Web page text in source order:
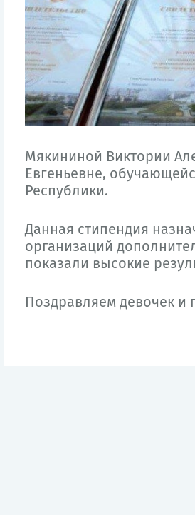
Мякининой Виктории
Евгеньевне,
Республики.
Данная стипендия
организаций
показали высокие
Поздравляем девочек и